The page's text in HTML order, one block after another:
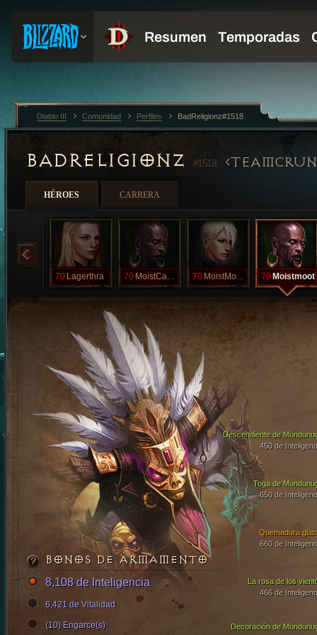
BADRELIGIONZ #1518
HÉROES CARRERA
70 Lagerthra 70 MoistCarNt 70 MoistMonkeh 70 Moistmoot
Toga de
650 de
Quemadura
660 de
Descendiente de
450 de
Decoración de
La rosa de los
466 de
BONOS DE ARMAMENTO
8,108 de Inteligencia
6,421 de Vitalidad
(10) Engarce(s)
Diablo III Comunidad Perfiles BadReligionz#1518